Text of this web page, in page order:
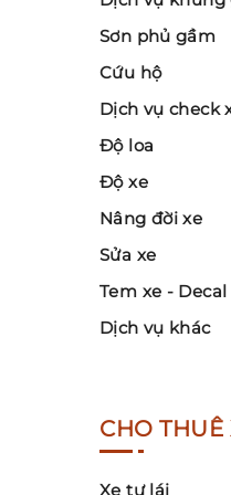
Sơn phủ gầm
Cứu hộ
Dịch vụ check
Độ loa
Độ xe
Nâng đời xe
Sửa xe
Tem xe - Decal
Dịch vụ khác
CHO THUÊ
Xe tự lái